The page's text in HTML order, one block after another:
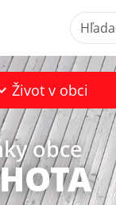
Život v obci
obce